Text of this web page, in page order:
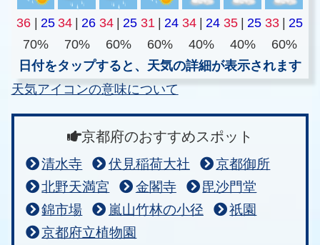
36 | 25 34 | 26 34 | 25 31 | 24 34 | 24 35 | 25 33 | 25
70%
70% 60% 60% 40% 40%
60%
日付をタップすると、天気の詳細が表示されます
天気アイコンの意味について
京都府のおすすめスポット
清水寺 伏見稲荷大社
京都御所
北野天満宮
金閣寺
毘沙門堂
錦市場
嵐山竹林の小径
祇園
京都府立植物園